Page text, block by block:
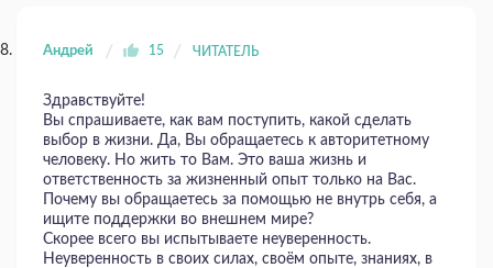
Андрей 15 ЧИТАТЕЛЬ
Здравствуйте!
Вы спрашиваете, как вам поступить, какой сделать
выбор в жизни. Да, Вы обращаетесь к авторитетному
человеку. Но жить то Вам. Это ваша жизнь и
ответственность за жизненный опыт только на Вас.
Почему вы обращаетесь за помощью не внутрь себя, а
ищите поддержки во внешнем мире?
Скорее всего вы испытываете неуверенность.
Неуверенность в своих силах, своём опыте, знаниях, в